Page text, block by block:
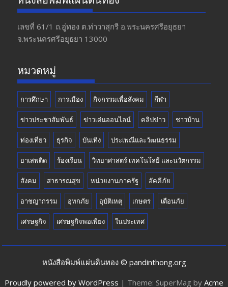
b
o
o
gr
a
m
er T
u
b
เลขที่ 61/1 ถ.อู่ทอง​ ต.​ท่าวาสุกรี​ อ.พระนครศรีอยุธยา​
จ.พระนครศรีอยุธยา 13000
หมวดหมู่
การศึกษา การเมือง กิจกรรมเพื่อสังคม กีฬา
ข่าวประชาสัมพันธ์ ข่าวเด่นออนไลน์ คลิปข่าว ชาวบ้าน
ท่องเที่ยว ธุรกิจ บันเทิง ประเพณีและวัฒนธรรม
ยาเสพติด ร้องเรียน วิทยาศาสตร์ เทคโนโลยี และนวัตกรรม
สังคม สาธารณสุข หน่วยงานภาครัฐ อัคคีภัย
อาชญากรรม อุทกภัย อุบัติเหตุ เกษตร เตือนภัย
เศรษฐกิจ เศรษฐกิจพอเพียง ในประเทศ
หนังสือพิมพ์แผ่นดินทอง © pandinthong.org
Proudly powered by WordPress | Theme: SuperMag by Acme